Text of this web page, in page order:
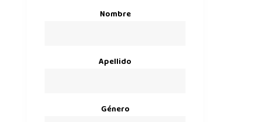
Nombre
Apellido
Género